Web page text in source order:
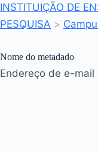
INSTITUIÇÃO DE
PESQUISA >
Nome do metadado
Endereço de e-mail